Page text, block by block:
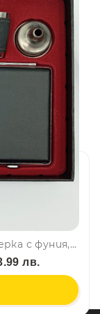
Стилен подаръчен комплект манерка с фуния, чашка, химикалка и табакера Jack Daniels Old No.7 Brand – 2018-5
лв.